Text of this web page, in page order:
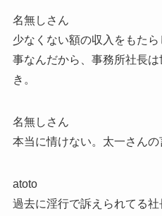
名無しさん
少なくない額の収入をもた
事なんだから、事務所社長
き。
名無しさん
本当に情けない。太一さん
atoto
過去に淫行で訴えられてる